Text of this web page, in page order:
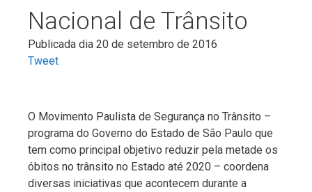
Nacional de Trânsito
Publicada dia 20 de setembro de 2016
Tweet
O Movimento Paulista de Segurança no Trânsito –
programa do Governo do Estado de São Paulo que
tem como principal objetivo reduzir pela metade os
óbitos no trânsito no Estado até 2020 – coordena
diversas iniciativas que acontecem durante a